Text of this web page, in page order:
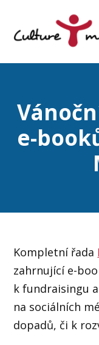
e-
Kompletní řada
zahrnující e-
k fundraisingu
na sociálních
dopadů, či k